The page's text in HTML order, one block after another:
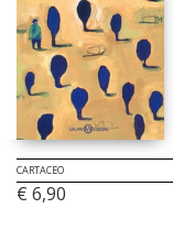
CARTACEO
€ 6,90